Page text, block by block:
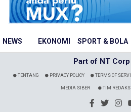
NEWS EKONOMI SPORT & BOLA
Part of NT
TENTANG PRIVACY POLICY TERMS OF
MEDIA SIBER TIM REDAKSI